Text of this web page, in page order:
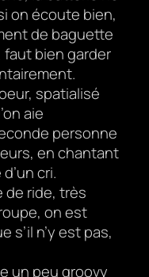
on écoute bien,
de baguette
faut bien garder
spatialisé
aie
personne
en chantant
cri.
de ride, très
on est
s’il n’y est pas,
un peu groovy